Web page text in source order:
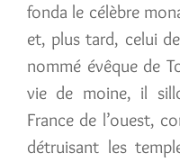
fonda le célèbre
et, plus tard, celui
nommé évêque de
vie de moine, il
France de l’ouest,
détruisant les